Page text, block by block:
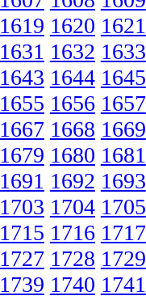
1619 1620 1621
1631 1632 1633
1643 1644 1645
1655 1656 1657
1667 1668 1669
1679 1680 1681
1691 1692 1693
1703 1704 1705
1715 1716 1717
1727 1728 1729
1739 1740 1741